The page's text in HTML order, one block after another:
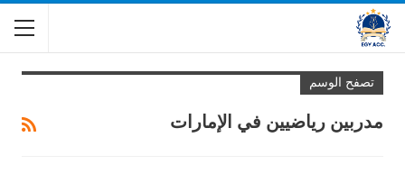
تصفح الوسم
مدربين رياضيين في الإمارات